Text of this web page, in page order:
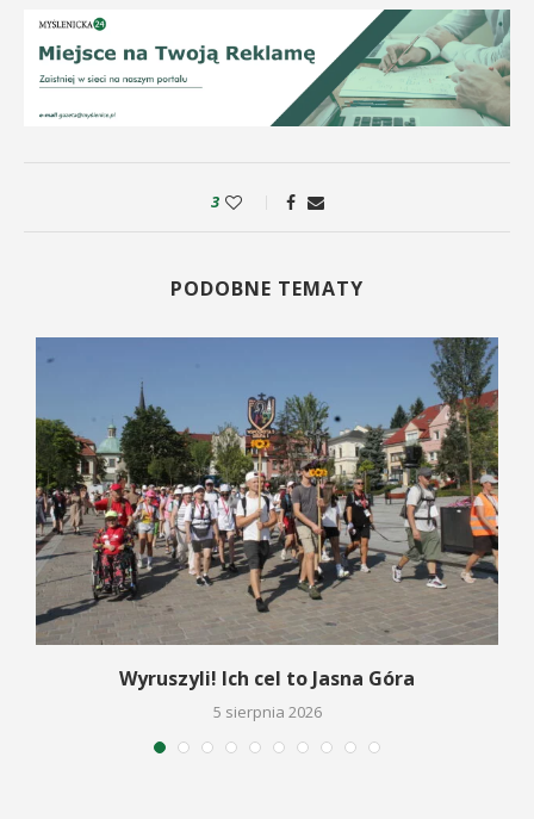
3
PODOBNE TEMATY
Wyruszyli! Ich cel to Jasna Góra
5 sierpnia 2026